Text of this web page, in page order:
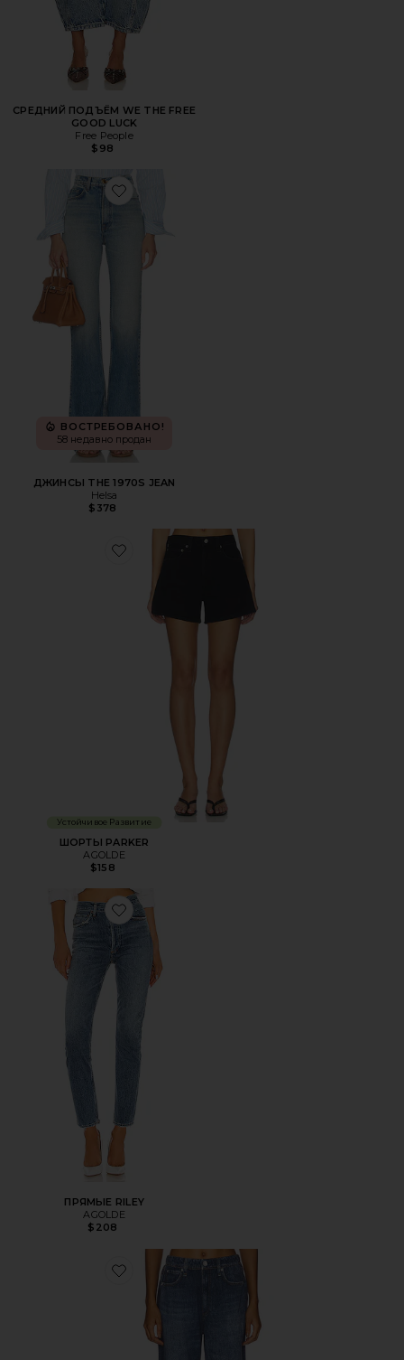
СРЕДНИЙ ПОДЪЁМ WE THE FREE
GOOD LUCK
Free People
$98
Favorite ДЖИНСЫ THE 1970S JEAN
ВОСТРЕБОВАНО!
58 недавно продан
ДЖИНСЫ THE 1970S JEAN
Helsa
$378
Favorite ШОРТЫ PARKER
Устойчивое Развитие
ШОРТЫ PARKER
AGOLDE
$158
Favorite ПРЯМЫЕ RILEY
ПРЯМЫЕ RILEY
AGOLDE
$208
Favorite ШИРОКИЕ БРЮКИ MIRAMAR TERRY